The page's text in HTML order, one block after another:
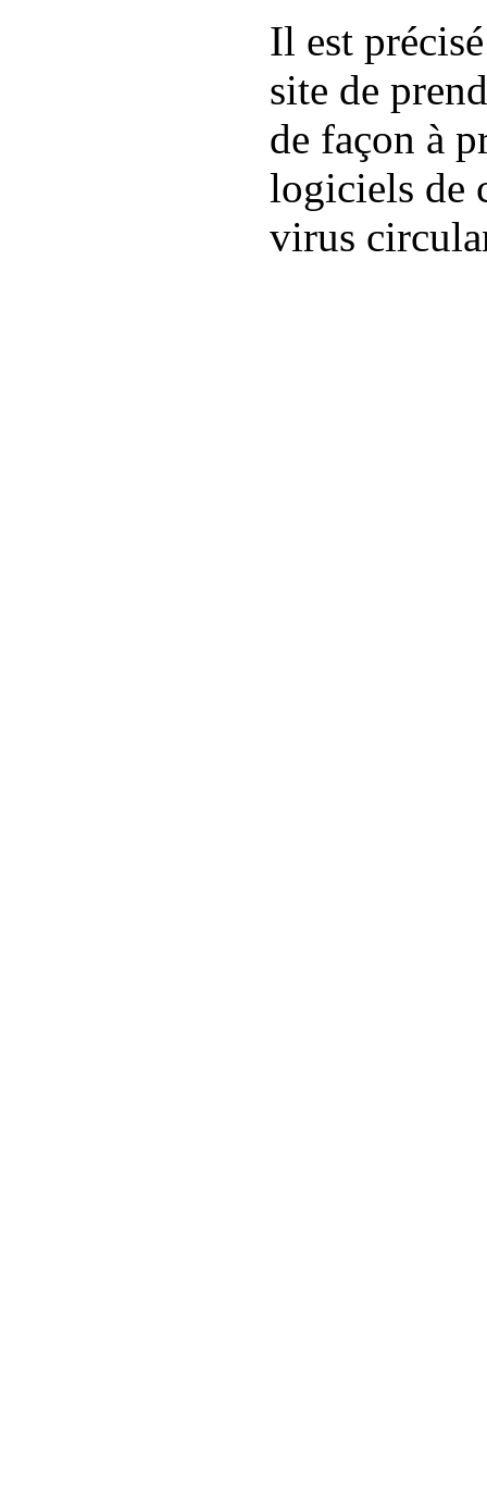
Il est
site de
de façon à
logiciels de
virus